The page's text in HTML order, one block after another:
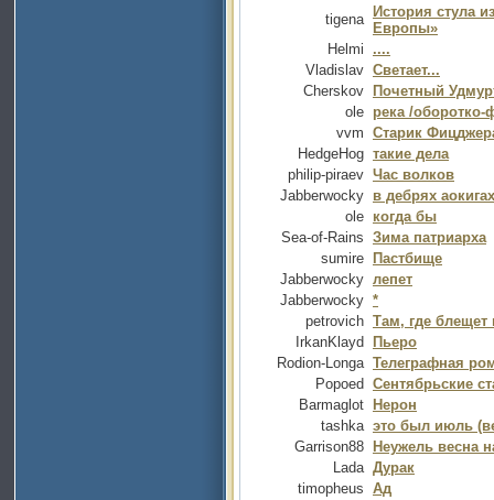
tigena История стула
Европы»
Helmi
....
Vladislav Светает...
Cherskov
Почетный
ole река /оборотко-
vvm Старик
HedgeHog такие дела
philip-piraev Час волков
Jabberwocky в дебрях
ole когда бы
Sea-of-Rains Зима патриарха
sumire
Пастбище
Jabberwocky лепет
Jabberwocky *
petrovich Там, где блещет
IrkanKlayd
Пьеро
Rodion-Longa Телеграфная
Popoed Сентябрьские
Barmaglot
Нерон
tashka это был июль
Garrison88
Неужель весна
Lada Дурак
timopheus Ад